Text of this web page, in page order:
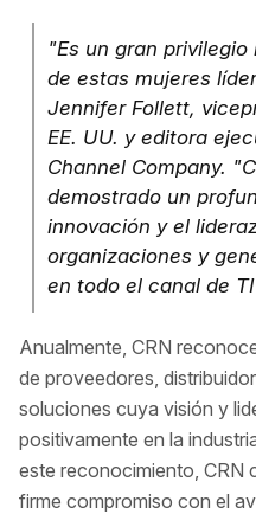
"Es un gran
de estas mujeres
Jennifer Follett,
EE. UU. y editora
Channel Company.
demostrado un
innovación y el
organizaciones y
en todo el canal de
Anualmente, CRN
de proveedores,
soluciones cuya visión y
positivamente en la
este reconocimiento, CRN
firme compromiso con el